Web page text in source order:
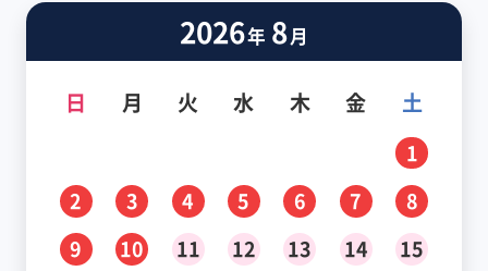
2026年 8月
日 月 火 水 木 金 土
1
2
3 4 5 6 7
8
9
10 11 12 13 14
15